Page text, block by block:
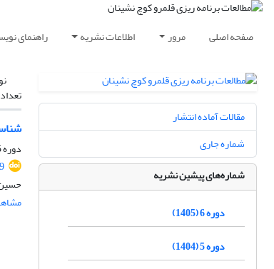
صفحه اصلی مرور اطلاعات نشریه راهنمای
دوره 5، شماره 2، بهمن 1404، صفحه
مقالات آماده انتشار
شماره جاری
شماره‌های پیشین نشریه
دوره 6 (1405)
دوره 5 (1404)